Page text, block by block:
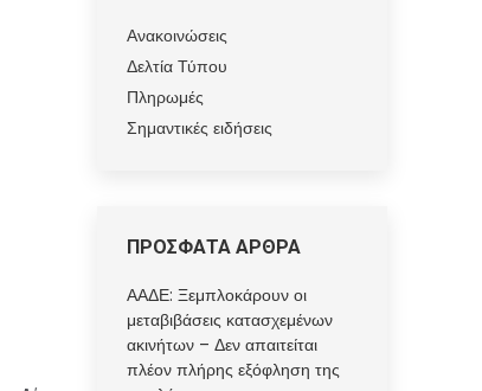
Ανακοινώσεις
Δελτία Τύπου
Πληρωμές
Σημαντικές ειδήσεις
ΠΡΟΣΦΑΤΑ ΑΡΘΡΑ
ΑΑΔΕ: Ξεμπλοκάρουν οι
μεταβιβάσεις κατασχεμένων
ακινήτων – Δεν απαιτείται
πλέον πλήρης εξόφληση της